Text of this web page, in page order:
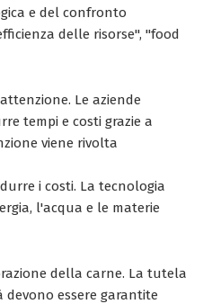
e del confronto
delle risorse", "food
Le aziende
tempi e costi grazie a
viene rivolta
i costi. La tecnologia
l'acqua e le materie
della carne. La tutela
essere garantite